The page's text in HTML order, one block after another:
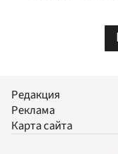
Редакция
Реклама
Карта сайта